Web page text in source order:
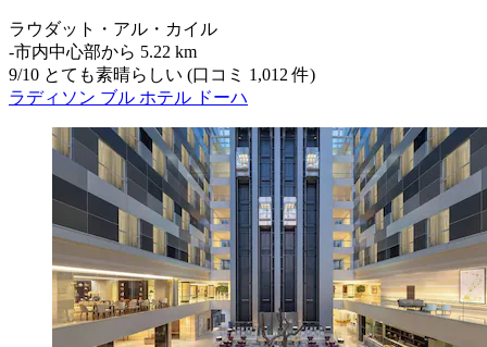
ラウダット・アル・カイル
‐市内中心部から 5.22 km
9/10 とても素晴らしい (口コミ 1,012 件)
ラディソン ブル ホテル ドーハ